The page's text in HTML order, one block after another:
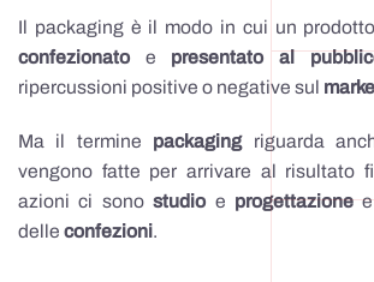
Il packaging è il modo in cui un
confezionatoe presentato al
ripercussioni positive o negative sul
Ma il termine packagingriguarda
vengono fatte per arrivare al risultato
azioni ci sonostudioe progettazione
delle confezioni.